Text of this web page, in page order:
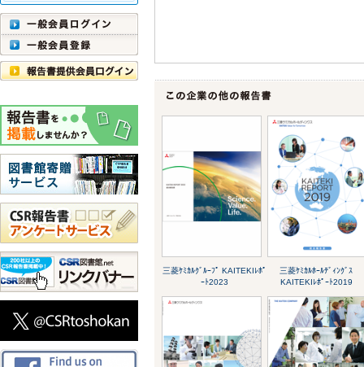
三菱ｹﾐｶﾙｸﾞﾙｰﾌﾟ KAITEKIﾚﾎﾟ
ｰﾄ2023
三菱ｹﾐｶﾙﾎｰﾙﾃﾞｨﾝｸﾞｽ
KAITEKIﾚﾎﾟｰﾄ2019